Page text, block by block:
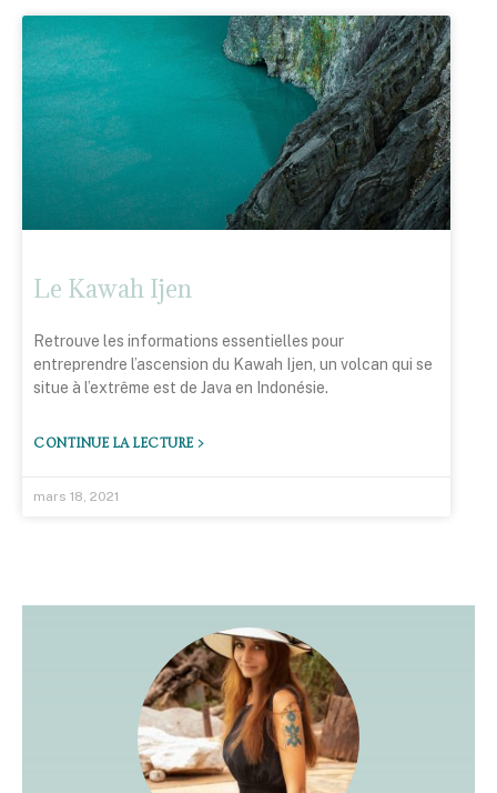
Le Kawah Ijen
Retrouve les informations essentielles pour
entreprendre l’ascension du Kawah Ijen, un volcan qui se
situe à l’extrême est de Java en Indonésie.
CONTINUE LA LECTURE >
mars 18, 2021